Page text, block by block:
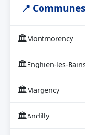
📍
🏛Montmorency
🏛Enghien-les-
🏛Margency
🏛Andilly